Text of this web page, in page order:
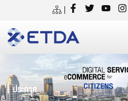
ประกาศ